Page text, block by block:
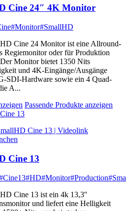
Cine 24″ 4K Monitor
#Monitor#SmallHD
Cine 24 Monitor ist eine Allround-
Regiemonitor oder für Produktion
Monitor bietet 1350 Nits
und 4K-Eingänge/Ausgänge
SDI-Hardware sowie ein 4 Quad-
A...
Passende Produkte anzeigen
13
Cine 13
#HD#Monitor#Production
Cine 13 ist ein 4k 13,3''
und liefert eine Helligkeit